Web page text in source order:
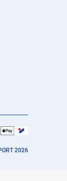
2026